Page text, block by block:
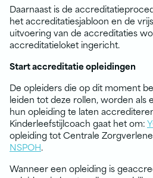
Daarnaast is de
het accreditatiesjabloon en de
uitvoering van de accreditaties
accreditatieloket ingericht.
Start accreditatie opleidingen
De opleiders die op dit moment
leiden tot deze rollen, worden als
hun opleiding te laten
Kinderleefstijlcoach gaat het om:
opleiding tot Centrale
NSPOH.
Wanneer een opleiding is